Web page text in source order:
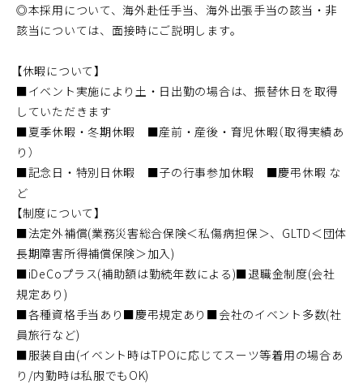
◎本採用について、海外赴任手当、海外出張手当の該当・非
該当については、面接時にご説明します。
【休暇について】
■イベント実施により土・日出勤の場合は、振替休日を取得
していただきます
■夏季休暇・冬期休暇 ■産前・産後・育児休暇（取得実績あ
り）
■記念日・特別日休暇 ■子の行事参加休暇 ■慶弔休暇 な
ど
【制度について】
■法定外補償(業務災害総合保険＜私傷病担保＞、GLTD＜団体
長期障害所得補償保険＞加入)
■iDeCoプラス(補助額は勤続年数による)■退職金制度(会社
規定あり)
■各種資格手当あり■慶弔規定あり■会社のイベント多数(社
員旅行など)
■服装自由(イベント時はTPOに応じてスーツ等着用の場合あ
り/内勤時は私服でもOK)